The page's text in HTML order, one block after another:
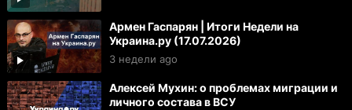
Армен Гаспарян | Итоги Недели на
Украина.ру (17.07.2026)
3 недели ago
Алексей Мухин: о проблемах миграции и
личного состава в ВСУ